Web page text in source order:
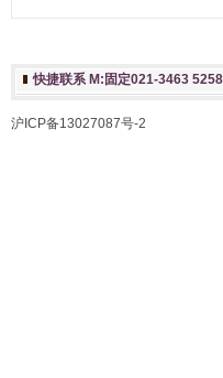
快捷联系 M:固定021-3463 5258
沪ICP备13027087号-2